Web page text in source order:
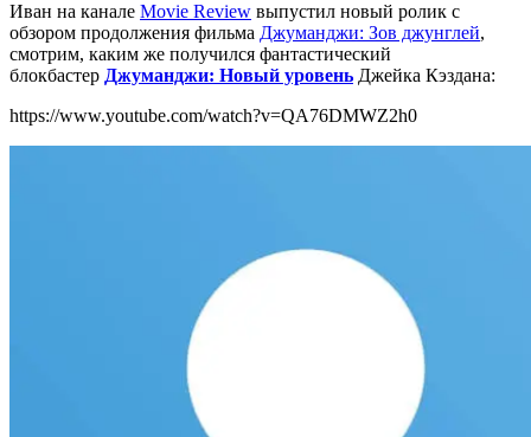
Иван на канале Movie Review выпустил новый ролик с
обзором продолжения фильма Джуманджи: Зов джунглей,
смотрим, каким же получился фантастический
блокбастер Джуманджи: Новый уровень Джейка Кэздана:
https://www.youtube.com/watch?v=QA76DMWZ2h0